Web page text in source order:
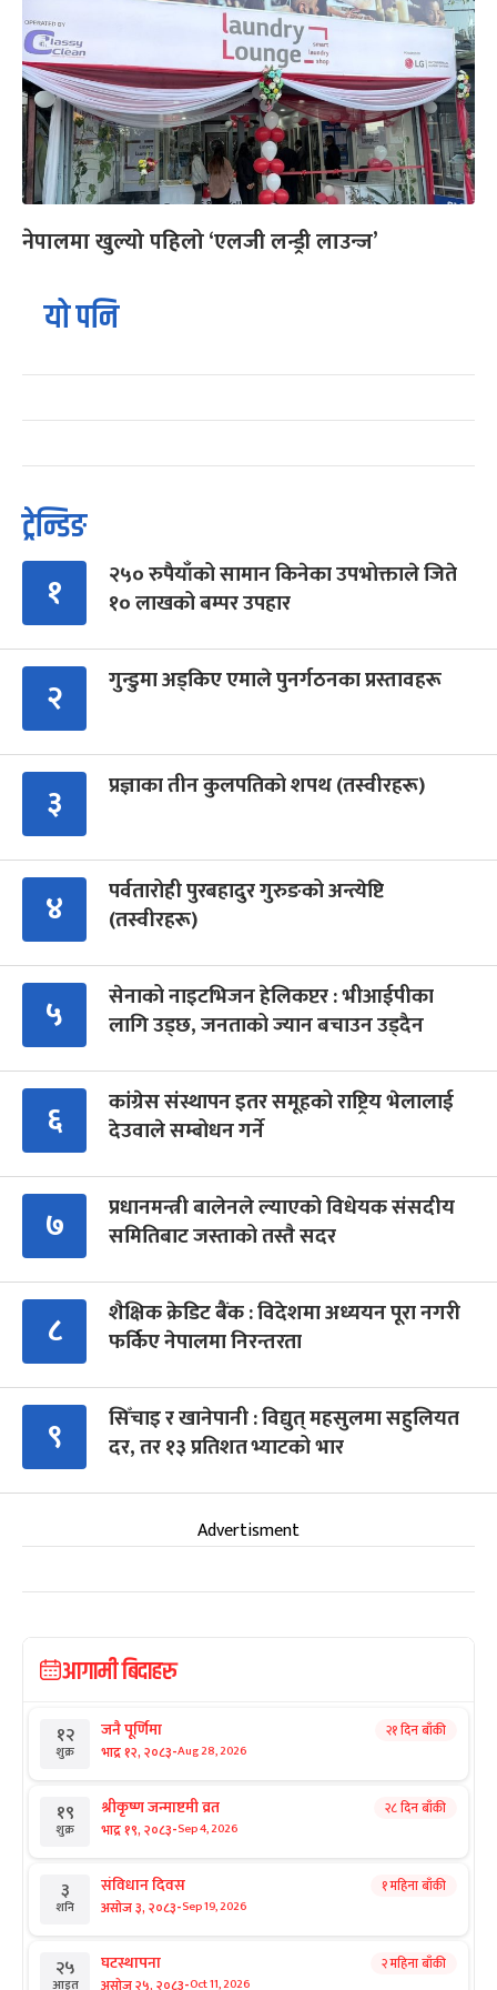
नेपालमा खुल्यो पहिलो ‘एलजी लन्ड्री लाउन्ज’
यो पनि
ट्रेन्डिङ
१
२५० रुपैयाँको सामान किनेका उपभोक्ताले जिते
१० लाखको बम्पर उपहार
२ गुन्डुमा अड्किए एमाले पुनर्गठनका प्रस्तावहरू
३ प्रज्ञाका तीन कुलपतिको शपथ (तस्वीरहरू)
४
पर्वतारोही पुरबहादुर गुरुङको अन्त्येष्टि
(तस्वीरहरू)
५
सेनाको नाइटभिजन हेलिकप्टर : भीआईपीका
लागि उड्छ, जनताको ज्यान बचाउन उड्दैन
६
कांग्रेस संस्थापन इतर समूहको राष्ट्रिय भेलालाई
देउवाले सम्बोधन गर्ने
७
प्रधानमन्त्री बालेनले ल्याएको विधेयक संसदीय
समितिबाट जस्ताको तस्तै सदर
८
शैक्षिक क्रेडिट बैंक : विदेशमा अध्ययन पूरा नगरी
फर्किए नेपालमा निरन्तरता
९
सिँचाइ र खानेपानी : विद्युत् महसुलमा सहुलियत
दर, तर १३ प्रतिशत भ्याटको भार
Advertisment
आगामी बिदाहरु
१२
शुक्र
जनै पूर्णिमा
भाद्र १२, २०८३-Aug 28, 2026
२१ दिन बाँकी
१९
शुक्र
श्रीकृष्ण जन्माष्टमी व्रत
भाद्र १९, २०८३-Sep 4, 2026
२८ दिन बाँकी
३
शनि
संविधान दिवस
असोज ३, २०८३-Sep 19, 2026
१ महिना बाँकी
२५
आइत
घटस्थापना
असोज २५, २०८३ Oct 11, 2026
२ महिना बाँकी